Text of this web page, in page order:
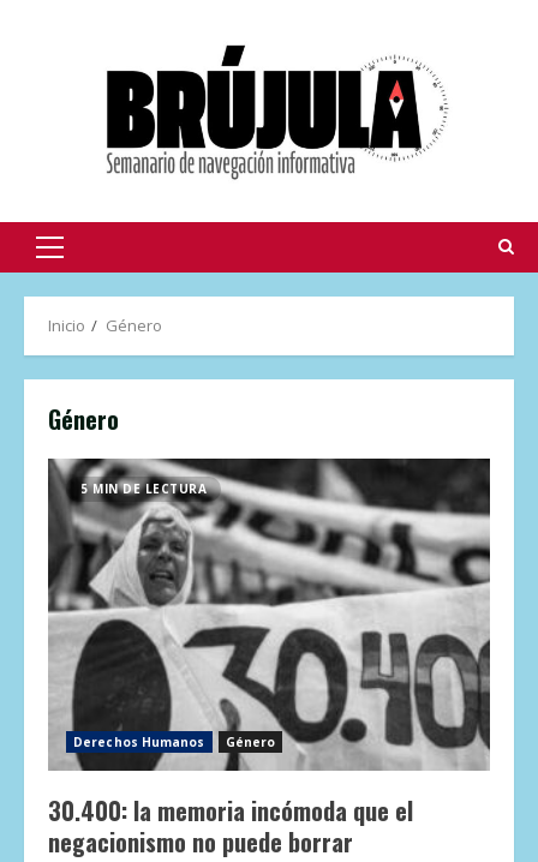
Inicio Género
Género
5 MIN DE LECTURA
Derechos Humanos Género
30.400: la memoria incómoda que el
negacionismo no puede borrar